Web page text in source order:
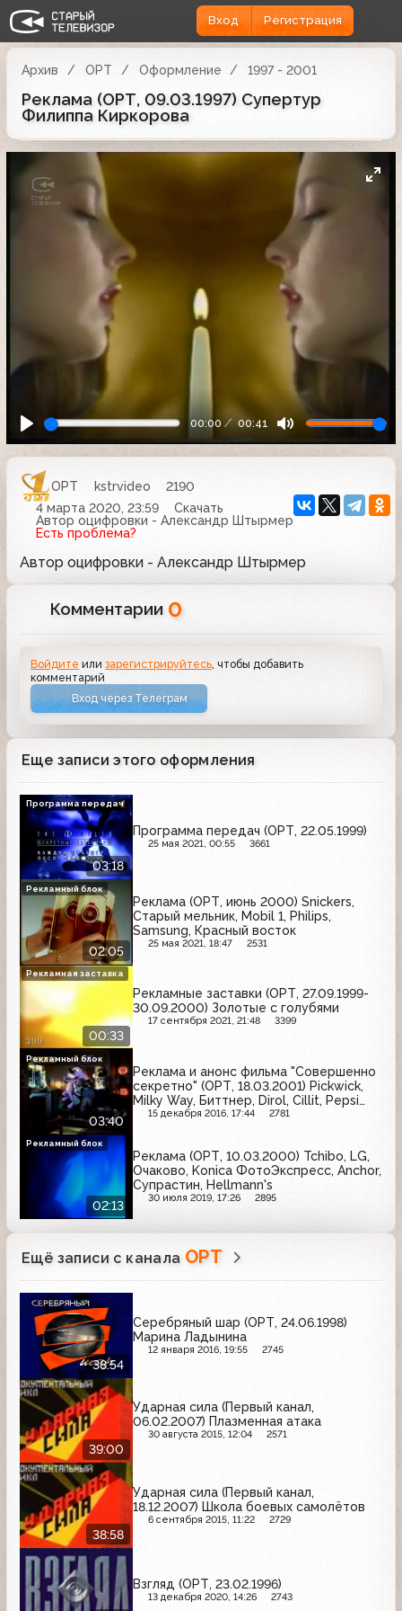
Вход Регистрация
Архив ОРТ Оформление 1997 - 2001
Реклама (ОРТ, 09.03.1997) Супертур
Филиппа Киркорова
00:00 00:41
ОРТ kstrvideo
2190
4 марта 2020, 23:59
Скачать
Автор оцифровки - Александр Штырмер
Есть проблема?
Автор оцифровки - Александр Штырмер
Комментарии 0
Войдите илизарегистрируйтесь, чтобы добавить
комментарий
Вход через Телеграм
Еще записи этого оформления
03:18
Программа передач (ОРТ, 22.05.1999)
25 мая 2021, 00:55 3661
Программа передач
02:05
Реклама (ОРТ, июнь 2000) Snickers,
Старый мельник, Mobil 1, Philips,
Samsung, Красный восток
25 мая 2021, 18:47 2531
Рекламный блок
00:33
Рекламные заставки (ОРТ, 27.09.1999-
30.09.2000) Золотые с голубями
17 сентября 2021, 21:48 3399
Рекламная заставка
03:40
Реклама и анонс фильма "Совершенно
секретно" (ОРТ, 18.03.2001) Pickwick,
Milky Way, Биттнер, Dirol, Cillit, Pepsi
Light, Гранд
15 декабря 2016, 17:44 2781
Рекламный блок
02:13
Реклама (ОРТ, 10.03.2000) Tchibo, LG,
Очаково, Konica ФотоЭкспресс, Anchor,
Супрастин, Hellmann's
30 июля 2019, 17:26 2895
Рекламный блок
Ещё записи с канала ОРТ
38:54
Серебряный шар (ОРТ, 24.06.1998)
Марина Ладынина
12 января 2016, 19:55 2745
39:00
Ударная сила (Первый канал,
06.02.2007) Плазменная атака
30 августа 2015, 12:04 2571
38:58
Ударная сила (Первый канал,
18.12.2007) Школа боевых самолётов
6 сентября 2015, 11:22 2729
Взгляд (ОРТ, 23.02.1996)
13 декабря 2020, 14:26 2743